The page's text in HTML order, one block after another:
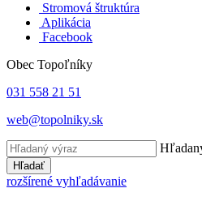
Stromová štruktúra
Aplikácia
Facebook
Obec Topoľníky
031 558 21 51
web@topolniky.sk
Hľadať
rozšírené vyhľadávanie